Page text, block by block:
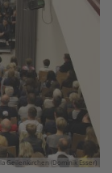
Geilenkirchen (Dominik Esser)